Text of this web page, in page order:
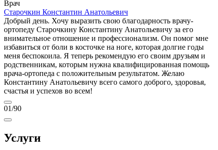
Врач
Старочкин Константин Анатольевич
Добрый день. Хочу выразить свою благодарность врачу-
ортопеду Старочкину Константину Анатольевичу за его
внимательное отношение и профессионализм. Он помог мне
избавиться от боли в косточке на ноге, которая долгие годы
меня беспокоила. Я теперь рекомендую его своим друзьям и
родственникам, которым нужна квалифицированная помощь
врача-ортопеда с положительным результатом. Желаю
Константину Анатольевичу всего самого доброго, здоровья,
счастья и успехов во всем!
01/90
Услуги